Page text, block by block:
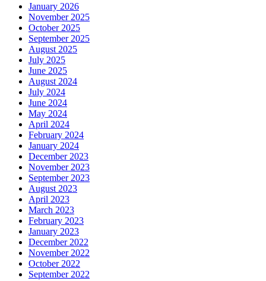
January 2026
November 2025
October 2025
September 2025
August 2025
July 2025
June 2025
August 2024
July 2024
June 2024
May 2024
April 2024
February 2024
January 2024
December 2023
November 2023
September 2023
August 2023
April 2023
March 2023
February 2023
January 2023
December 2022
November 2022
October 2022
September 2022